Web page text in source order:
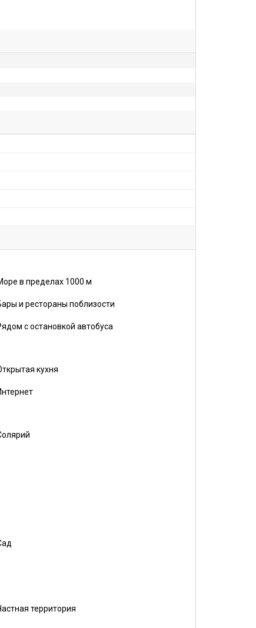
в пределах 1000 м
и рестораны поблизости
с остановкой автобуса
кухня
территория